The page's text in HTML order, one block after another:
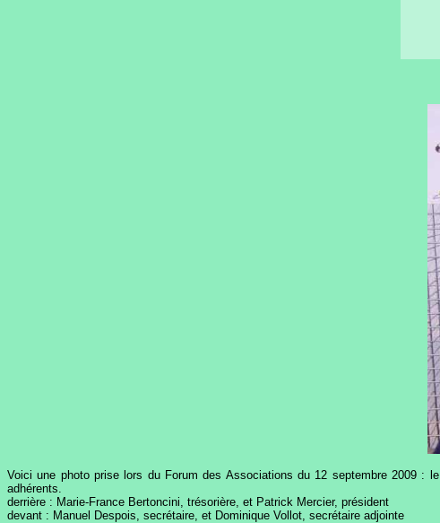
Voici une photo prise lors du Forum des Associations du 12 septembre 2009 :
adhérents.
derrière : Marie-France Bertoncini, trésorière, et Patrick Mercier, président
devant : Manuel Despois, secrétaire, et Dominique Vollot, secrétaire adjointe